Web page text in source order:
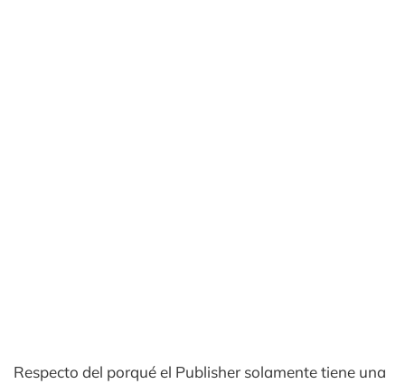
Respecto del porqué el Publisher solamente tiene una